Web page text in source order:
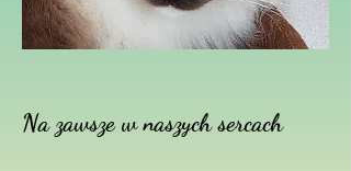
Na zawsze w naszych sercach